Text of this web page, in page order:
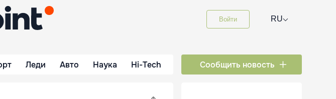
Войти RU⌵
Леди Авто Наука Hi-Tech Сообщить новость